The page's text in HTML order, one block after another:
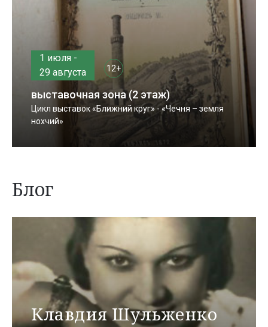
1 июля -
29 августа
12+
выставочная зона (2 этаж)
Цикл выставок «Ближний круг» - «Чечня – земля
нохчий»
Блог
Клавдия Шульженко